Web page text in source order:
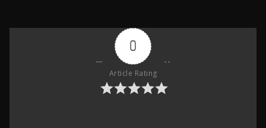
0
Article Rating